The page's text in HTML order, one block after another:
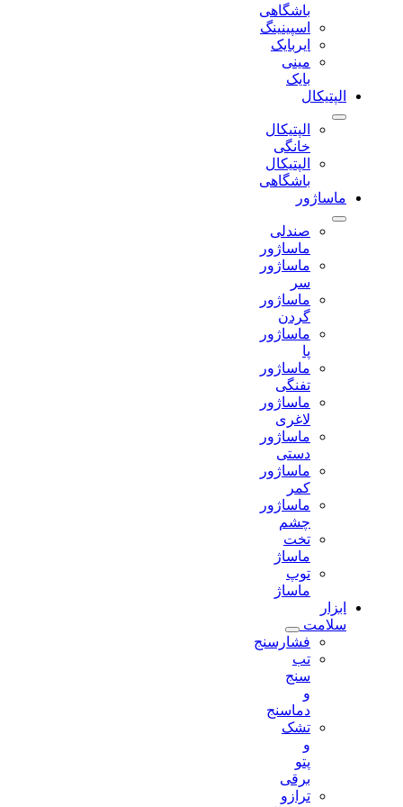
باشگاهی
اسپینینگ
ایربایک
مینی
الپتیکال
الپتیکال
خانگی
الپتیکال
باشگاهی
ماساژور
صندلی
ماساژور
ماساژور
ماساژور
ماساژور
ماساژور
تفنگی
ماساژور
لاغری
ماساژور
دستی
ماساژور
ماساژور
تخت
ماساژ
توپ
ماساژ
ابزار
سلامت
فشارسنج
دماسنج
تشک
ترازو